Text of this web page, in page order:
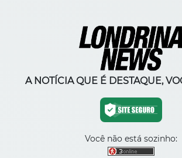
A NOTÍCIA QUE É DESTAQUE,
Você não está sozinho: